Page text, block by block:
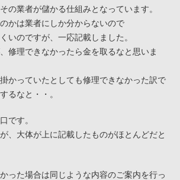
の業者が儲かる仕組みとなっています。
かは業者にしか分からないので
いのですが、一応記載しました。
修理できなかったら金を取るなと思いま
かっていたとしても修理できなかった訳で
るなと・・。
です。
、大体が上に記載したものがほとんどだと
った場合は同じような内容のご案内を行っ